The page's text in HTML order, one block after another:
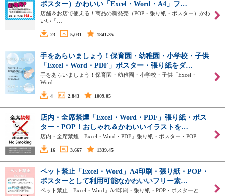
ポスター）かわいい「Excel・Word・A4」フ…
店舗＆お店で使える！商品の新発売（POP・張り紙・ポスター）かわ
いい「…
23 5,031 1841.35
手をあらいましょう！保育園・幼稚園・小学校・子供
「Excel・Word・PDF」ポスター・張り紙をダ…
手をあらいましょう！保育園・幼稚園・小学校・子供「Excel・
Word…
4 2,843 1009.05
店内・全席禁煙「Excel・Word・PDF」張り紙・ポス
ター・POP！おしゃれ＆かわいいイラストを…
店内・全席禁煙「Excel・Word・PDF」張り紙・ポスター・POP…
16 3,667 1339.45
ペット禁止「Excel・Word」A4印刷・張り紙・POP・
ポスターとして利用可能なかわいいフリー素…
ペット禁止「Excel・Word」A4印刷・張り紙・POP・ポスターと…